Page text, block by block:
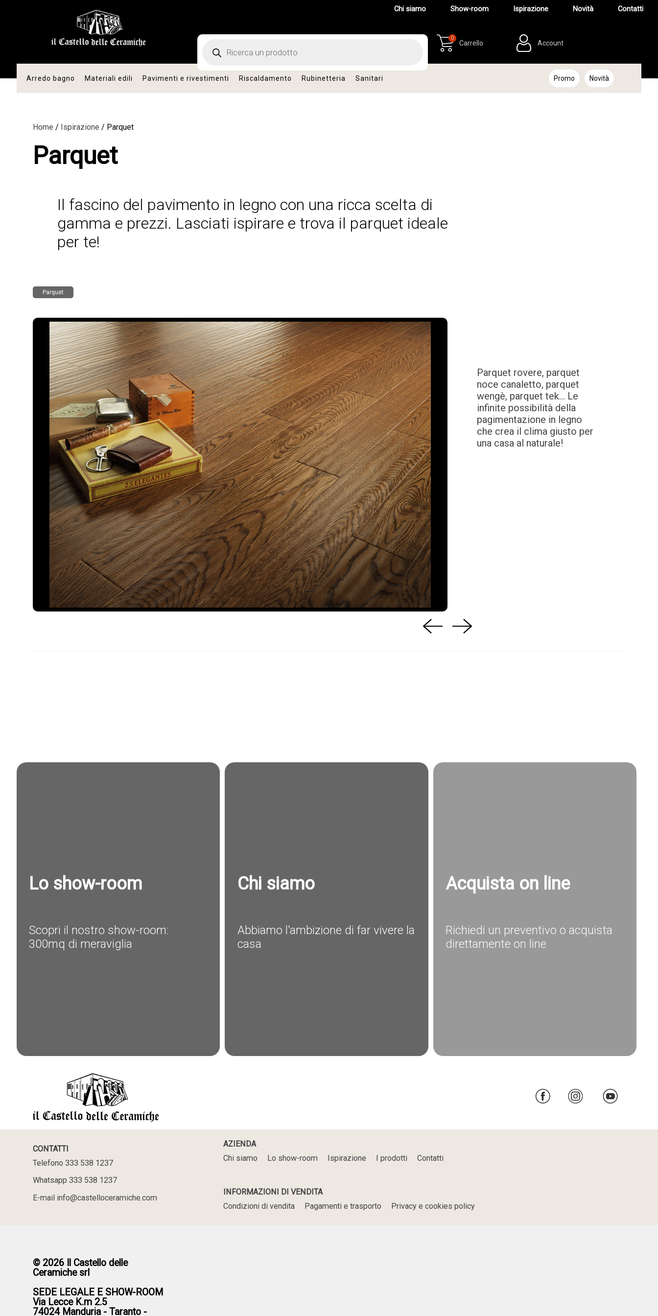
Carrello
0
Account
Chi siamo Show-room Ispirazione Novità Contatti
Promo Novità
Arredo bagno Materiali edili Pavimenti e rivestimenti Riscaldamento Rubinetteria Sanitari
Home / Ispirazione / Parquet
Parquet
Il fascino del pavimento in legno con una ricca scelta di
gamma e prezzi. Lasciati ispirare e trova il parquet ideale
per te!
Parquet
Parquet rovere, parquet
noce canaletto, parquet
wengè, parquet tek... Le
infinite possibilità della
pagimentazione in legno
che crea il clima giusto per
una casa al naturale!
Lo show-room
Scopri il nostro show-room:
300mq di meraviglia
Chi siamo
Abbiamo l'ambizione di far vivere la
casa
Acquista on line
Richiedi un preventivo o acquista
direttamente on line
CONTATTI
Telefono 333 538 1237
Whatsapp 333 538 1237
E-mail info@castelloceramiche.com
AZIENDA
Chi siamo
Lo show-room Ispirazione I prodotti Contatti
INFORMAZIONI DI VENDITA
Condizioni di vendita
Pagamenti e trasporto Privacy e cookies policy
© 2026 Il Castello delle
Ceramiche srl
SEDE LEGALE E SHOW-ROOM
Via Lecce K.m 2.5
74024 Manduria - Taranto -